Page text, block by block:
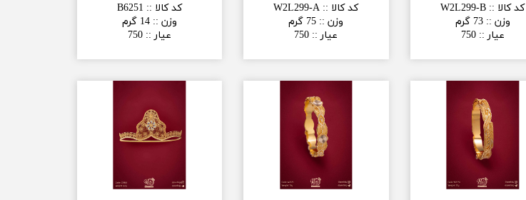
کد کالا ::
W2L299-B
وزن ::73 گرم
عیار ::
750
کد کالا ::
W2L299-A
وزن :: 75 گرم
عیار ::
750
کد کالا ::
B6251
وزن :: 14 گرم
عیار ::
750